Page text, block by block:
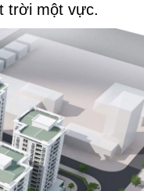
trời một vực.